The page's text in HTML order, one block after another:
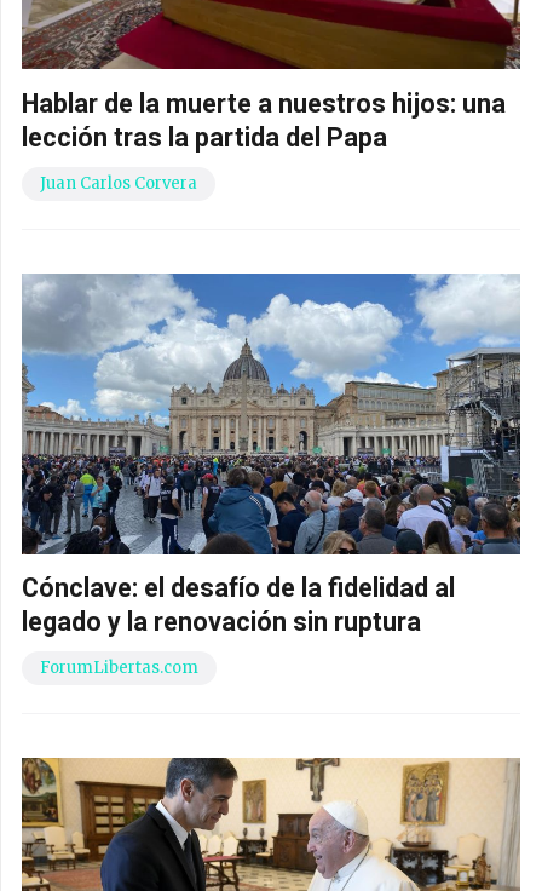
Hablar de la muerte a nuestros hijos: una
lección tras la partida del Papa
Juan Carlos Corvera
Cónclave: el desafío de la fidelidad al
legado y la renovación sin ruptura
ForumLibertas.com